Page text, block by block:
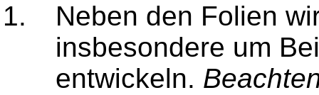
Neben den Folien
insbesondere um
entwickeln.